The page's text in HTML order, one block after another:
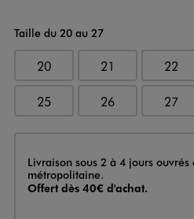
Taille du 20 au 27
20 21 22
25 26 27
Livraison
Livraison sous 2 à 4 jours ouvrés
métropolitaine.
Offert dès 40€ d'achat.